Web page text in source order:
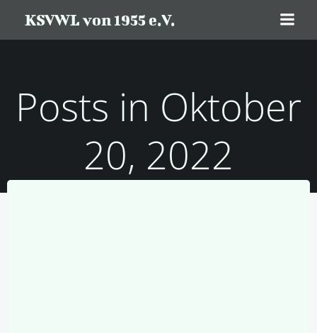
Inhalt
springen
KSVWL von 1955 e.V.
Posts in Oktober
20, 2022